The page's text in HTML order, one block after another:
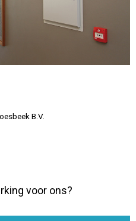
B.V.
voor ons?